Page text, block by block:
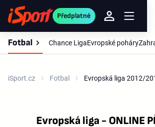
Předplatné
Fotbal Chance LigaEvropské poháry
iSport.cz Fotbal Evropská liga 2012/
Evropská liga - ONLINE